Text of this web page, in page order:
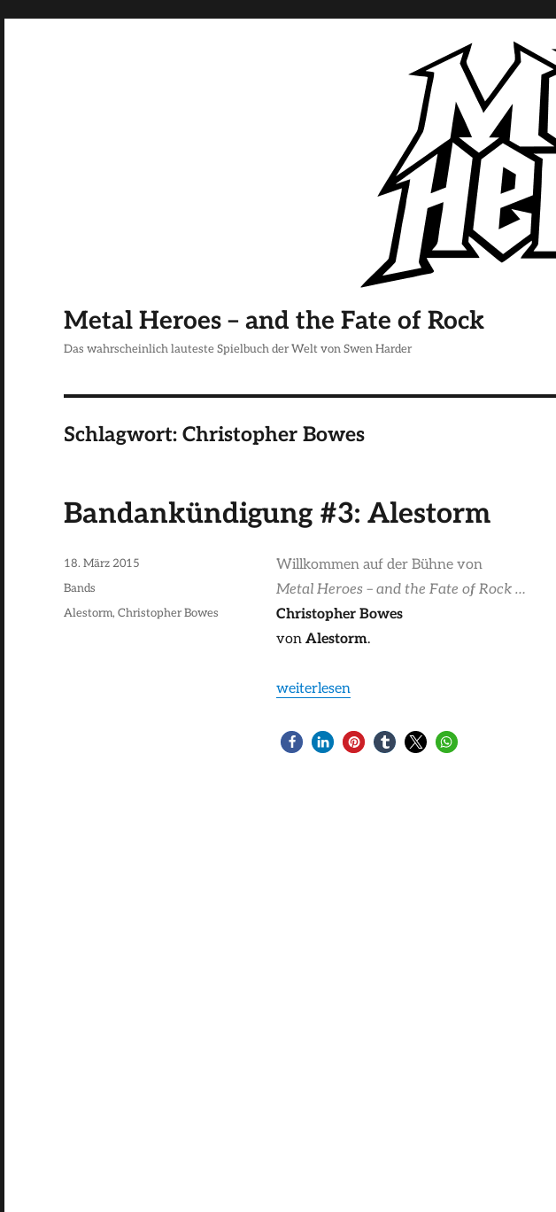
Metal Heroes – and the Fate of Rock
Das wahrscheinlich lauteste Spielbuch der Welt von Swen Harder
Schlagwort: Christopher Bowes
Bandankündigung #3: Alestorm
Willkommen auf der Bühne von
Metal Heroes – and the Fate of Rock …
Christopher Bowes
von Alestorm.
„Bandankündigung #3: Alestorm“
weiterlesen
Veröffentlicht
am
18. März 2015
Kategorien
Bands
Schlagwörter
Alestorm, Christopher Bowes